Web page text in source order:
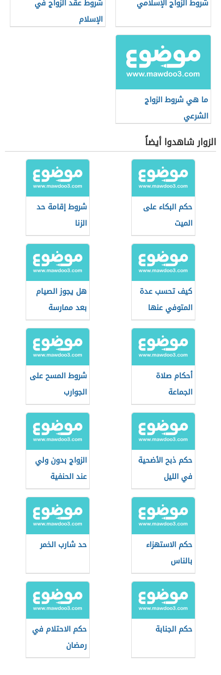
شروط الزواج الإسلامي
شروط عقد الزواج في
الإسلام
ما هي شروط الزواج
الشرعي
الزوار شاهدوا أيضاً
حكم البكاء على
الميت
شروط إقامة حد
الزنا
كيف تحسب عدة
المتوفي عنها
زوجها
هل يجوز الصيام
بعد ممارسة
العادة في الليل؟
أحكام صلاة
الجماعة
شروط المسح على
الجوارب
حكم ذبح الأضحية
في الليل
الزواج بدون ولي
عند الحنفية
حكم الاستهزاء
بالناس
حد شارب الخمر
حكم الجنابة
حكم الاحتلام في
رمضان